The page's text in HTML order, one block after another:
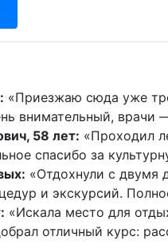
«Приезжаю сюда уже
внимательный, врачи
58 лет: «Проходил
спасибо за
«Отдохнули с двумя
и экскурсий.
«Искала место для
отличный курс: